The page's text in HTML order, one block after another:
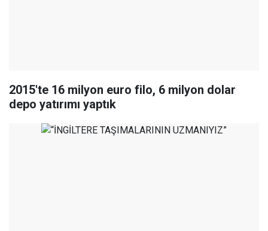
2015'te 16 milyon euro filo, 6 milyon dolar
depo yatırımı yaptık